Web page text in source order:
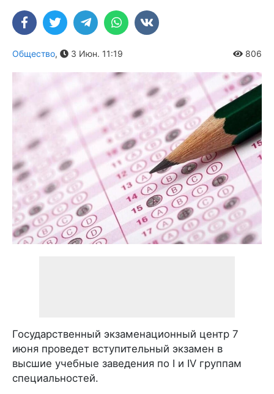
Общество, 3 Июн. 11:19 806
Государственный экзаменационный центр 7
июня проведет вступительный экзамен в
высшие учебные заведения по I и IV группам
специальностей.